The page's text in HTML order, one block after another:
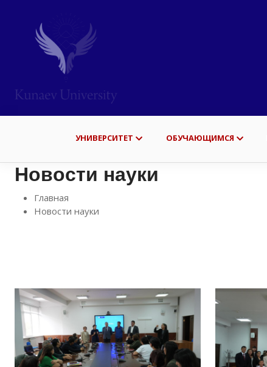
УНИВЕРСИТЕТ ОБУЧАЮЩИМСЯ
Новости науки
Главная
Новости науки